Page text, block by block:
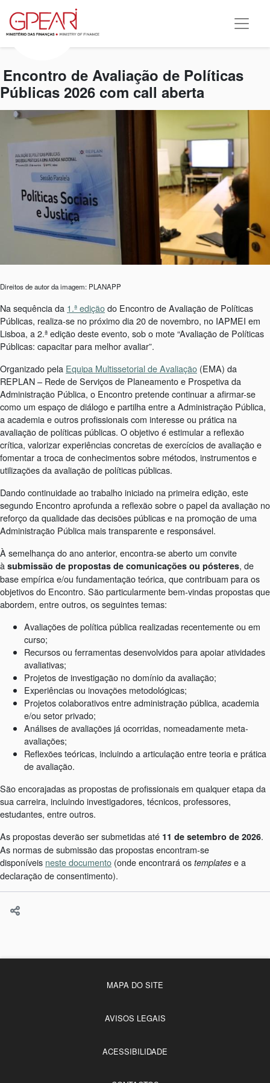
Encontro de Avaliação de Políticas
Públicas 2026 com call aberta
Direitos de autor da imagem: PLANAPP
Na sequência da 1.ª ediçãodo Encontro de Avaliação de Políticas
Públicas, realiza-se no próximo dia 20 de novembro, no IAPMEI em
Lisboa, a 2.ª edição deste evento, sob o mote “Avaliação de Políticas
Públicas: capacitar para melhor avaliar”.
Organizado pela Equipa Multissetorial de Avaliação (EMA) da
REPLAN – Rede de Serviços de Planeamento e Prospetiva da
Administração Pública, o Encontro pretende continuar a afirmar-se
como um espaço de diálogo e partilha entre a Administração Pública,
a academia e outros profissionais com interesse ou prática na
avaliação de políticas públicas. O objetivo é estimular a reflexão
crítica, valorizar experiências concretas de exercícios de avaliação e
fomentar a troca de conhecimentos sobre métodos, instrumentos e
utilizações da avaliação de políticas públicas.
Dando continuidade ao trabalho iniciado na primeira edição, este
segundo Encontro aprofunda a reflexão sobre o papel da avaliação no
reforço da qualidade das decisões públicas e na promoção de uma
Administração Pública mais transparente e responsável.
À semelhança do ano anterior, encontra-se aberto um convite
à submissão de propostas de comunicações ou pósteres, de
base empírica e/ou fundamentação teórica, que contribuam para os
objetivos do Encontro. São particularmente bem-vindas propostas que
abordem, entre outros, os seguintes temas:
Avaliações de política pública realizadas recentemente ou em
curso;
Recursos ou ferramentas desenvolvidos para apoiar atividades
avaliativas;
Projetos de investigação no domínio da avaliação;
Experiências ou inovações metodológicas;
Projetos colaborativos entre administração pública, academia
e/ou setor privado;
Análises de avaliações já ocorridas, nomeadamente meta-
avaliações;
Reflexões teóricas, incluindo a articulação entre teoria e prática
de avaliação.
São encorajadas as propostas de profissionais em qualquer etapa da
sua carreira, incluindo investigadores, técnicos, professores,
estudantes, entre outros.
As propostas deverão ser submetidas até 11 de setembro de 2026.
As normas de submissão das propostas encontram-se
disponíveis neste documento (onde encontrará os templates e a
declaração de consentimento).
MAPA DO SITE
AVISOS LEGAIS
ACESSIBILIDADE